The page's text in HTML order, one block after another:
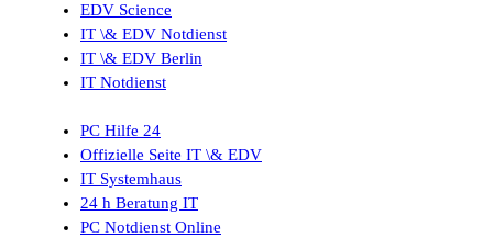
EDV Science
IT \& EDV Notdienst
IT \& EDV Berlin
IT Notdienst
PC Hilfe 24
Offizielle Seite IT \& EDV
IT Systemhaus
24 h Beratung IT
PC Notdienst Online